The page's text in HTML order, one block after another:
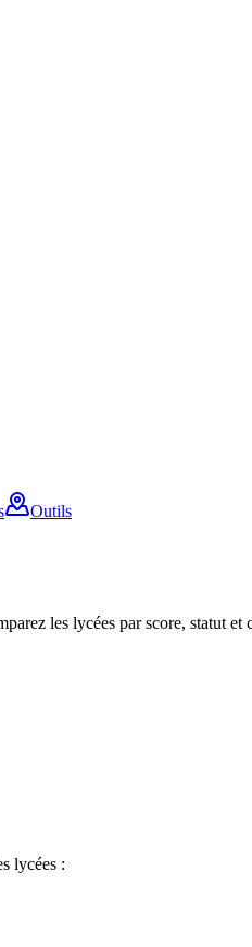
Outils
les lycées par score, statut et
lycées :